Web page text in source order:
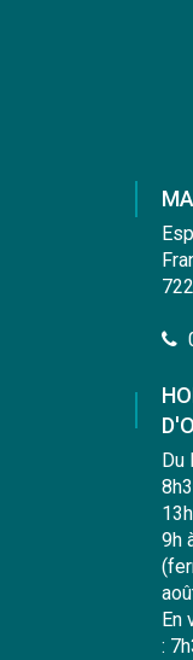
Du
9h
En
: